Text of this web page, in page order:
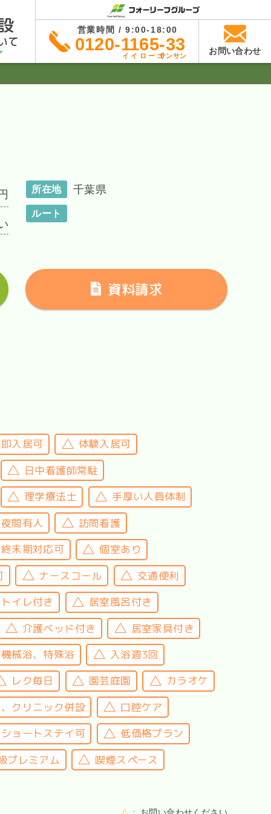
営業時間 / 9:00-18:00
0120-1165-33
イイローゴサンサン お問い合わせ
て
所在地 千葉県
ルート
資料請求
即入居可
体験入居可
日中看護師常駐
理学療法士
手厚い人員体制
夜間有人
訪問看護
終末期対応可
個室あり
ナースコール
交通便利
イレ付き
居室風呂付き
介護ベッド付き
居室家具付き
機械浴、特殊浴
入浴週3回
レク毎日
園芸庭園
カラオケ
クリニック併設
口腔ケア
ショートステイ可
低価格プラン
プレミアム
喫煙スペース